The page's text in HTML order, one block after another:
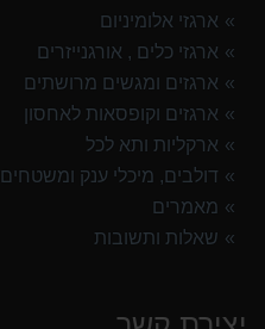
ארגזי אלומיניום
ארגזי כלים , אורגנייזרים
ארגזים ומגשים מרושתים
ארגזים וקופסאות לאחסון
ארקליות ותא לכל
דולבים, מיכלי ענק ומשטחים
מאמרים
שאלות ותשובות